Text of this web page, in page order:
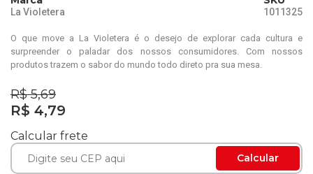
La Violetera 1011325
O que move a La Violetera é o desejo de explorar cada cultura e
surpreender o paladar dos nossos consumidores. Com nossos
produtos trazem o sabor do mundo todo direto pra sua mesa.
R$ 5,69
R$ 4,79
Calcular frete
Calcular